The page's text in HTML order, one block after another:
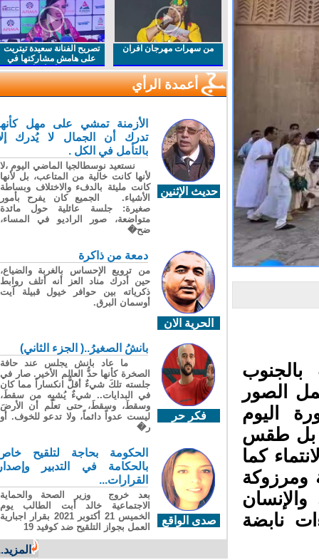
الصور
اليوم
بل طقس
كما
نابضة
من سهرات مهرجان افران
تصريح الفنانة سعيدة تيتريت
على هامش مشاركتها في
مهرجان افران
أعمدة الرأي
حديث الإثنين
الأزمنة تمشي على مهل كأنها
تدرك أن الجمال لا يُدرك إلا
بالتأمل في الكل .
نستعيد نوسطالجيا الماضي اليوم ،لا
لأنها كانت خالية من المتاعب، بل لأنها
كانت مليئة بالدفء والاختلاف وبساطة
الأشياء. الجميع كان يفرح بأمور
صغيرة: جلسة عائلية حول مائدة
متواضعة، صور الراديو في المساء،
ضح�
الحرية الان
دمعة من ذاكرة
من ترويع الإحساس بالغربة والضياع،
حين أدرك مناد العز أنه أتلف روابط
ذكرياته بين حوافر خيول قبيلة آيت
أوسمان البرق.
فكر حر
بانشُ الصغيرُ..( الجزء الثاني)
ما عاد بانش يجلس عند حافة
الصخرة كأنها حدُّ العالم الأخير. صار في
جلسته تلكَ شيءٌ أقلُّ انكساراً مما كان
في البدايات.. شيءٌ يُشبِه من سقطَ،
وسقطَ، وسقطَ، حتى تعلّم أن الأرضَ
ليست عدواً دائماً، ولا تدعو للخوف. أو
ر�
صدى الواقع
الحكومة بحاجة لتلقيح خاص
بالحكامة في التدبير وإصدار
القرارات...
بعد خروج وزير الصحة والحماية
الاجتماعية خالد أبت الطالب يوم
الخميس 21 أكتوبر 2021 بقرار اجبارية
العمل بجواز التلقيح ضد كوفيد 19
المزيد...